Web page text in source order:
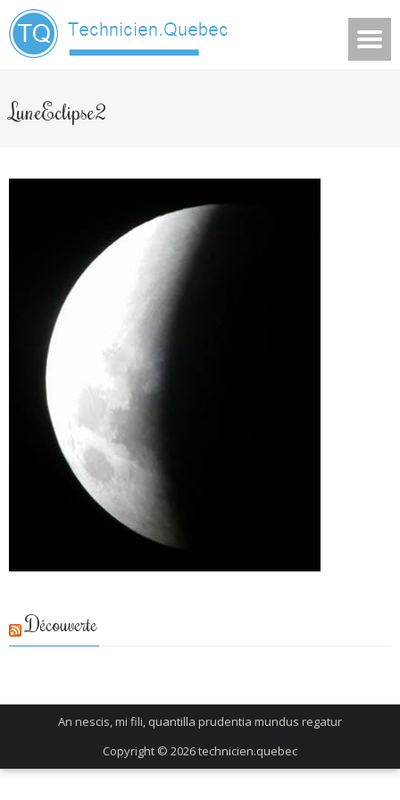
LuneEclipse2
Découverte
An nescis, mi fili, quantilla prudentia mundus regatur
Copyright © 2026technicien.quebec